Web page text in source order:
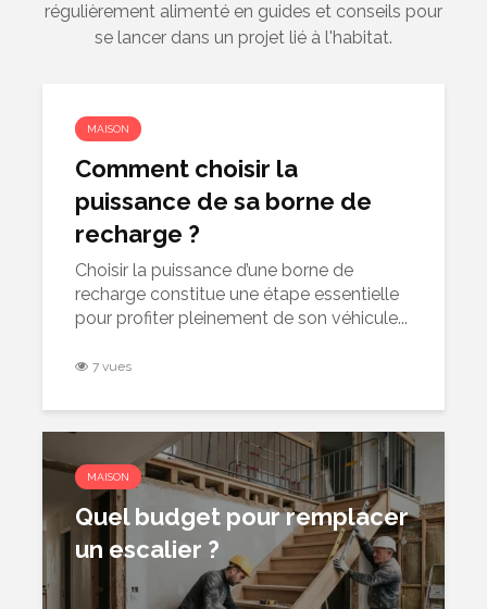
régulièrement alimenté en guides et conseils pour
se lancer dans un projet lié à l'habitat.
MAISON
Comment choisir la
puissance de sa borne de
recharge ?
Choisir la puissance d’une borne de
recharge constitue une étape essentielle
pour profiter pleinement de son véhicule...
7 vues
MAISON
Quel budget pour remplacer
un escalier ?